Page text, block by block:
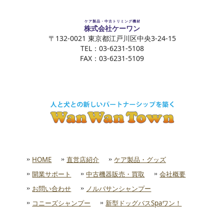
株式会社ケーワン
ケア製品・中古トリミング機材
〒132-0021 東京都江戸川区中央3-24-15
TEL：03-6231-5108
FAX：03-6231-5109
HOME 直営店紹介
ケア製品・グッズ
開業サポート
中古機器販売・買取
会社概要
お問い合わせ
ノルバサンシャンプー
コニーズシャンプー
新型ドッグバスSpaワン！